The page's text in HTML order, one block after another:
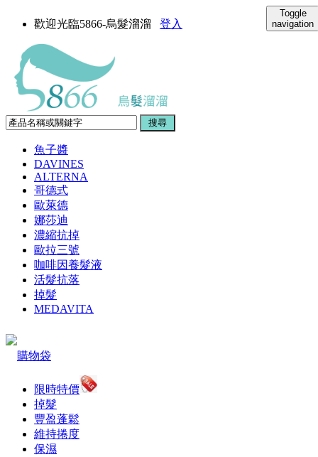
歡迎光臨5866-烏髮溜溜 登入
Toggle
navigation
魚子醬
DAVINES
ALTERNA
哥德式
歐萊德
娜莎迪
濃縮抗掉
歐拉三號
咖啡因養髮液
活髮抗落
掉髮
MEDAVITA
購物袋
限時特價
掉髮
豐盈蓬鬆
維持捲度
保濕